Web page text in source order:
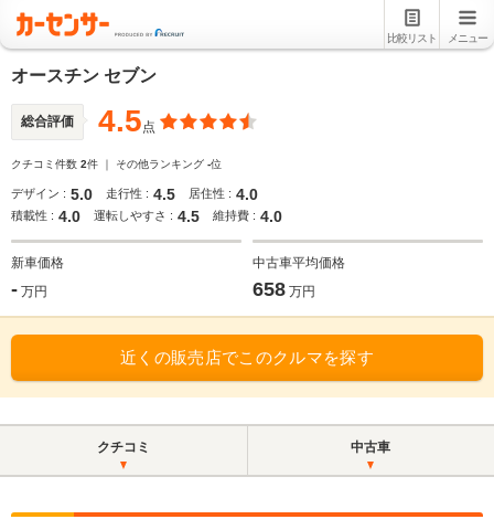
比較リスト メニュー
オースチン セブン
総合評価 4.5点
クチコミ件数 2件 ｜ その他ランキング -位
デザイン : 5.0 走行性 : 4.5 居住性 : 4.0
積載性 : 4.0 運転しやすさ : 4.5 維持費 : 4.0
新車価格
- 万円
中古車平均価格
658 万円
近くの販売店でこのクルマを探す
クチコミ 中古車